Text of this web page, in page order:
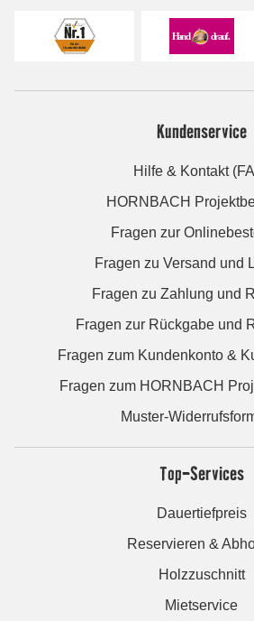
Kundenservice
Hilfe & Kontakt
HORNBACH
Fragen zur
Fragen zu Versand und
Fragen zu Zahlung und
Fragen zur Rückgabe und
Fragen zum Kundenkonto &
Fragen zum HORNBACH
Muster-
Top-Services
Dauertiefpreis
Reservieren &
Holzzuschnitt
Mietservice